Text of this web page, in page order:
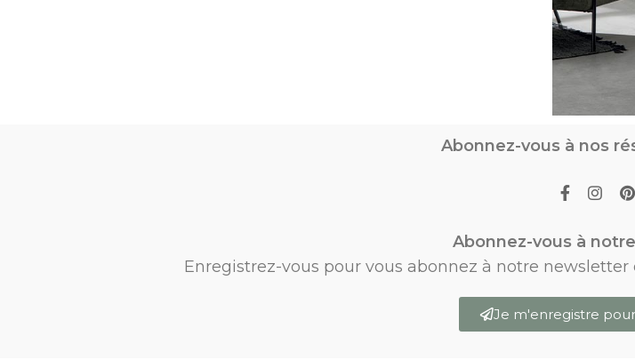
Abonnez-vous à nos
Abonnez-vous à
Enregistrez-vous pour vous abonnez à notre
Je m'enregistre